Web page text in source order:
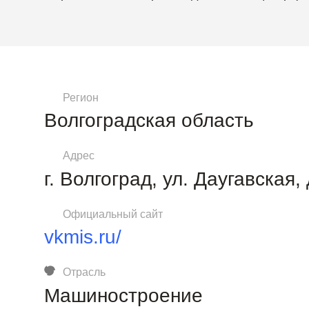
Регион
Волгоградская область
Адрес
г. Волгоград, ул. Даугавская,
Официальный сайт
vkmis.ru/
Отрасль
Машиностроение